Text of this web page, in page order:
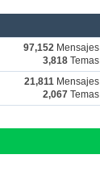
97,152 Mensajes
3,818 Temas
21,811 Mensajes
2,067
Temas